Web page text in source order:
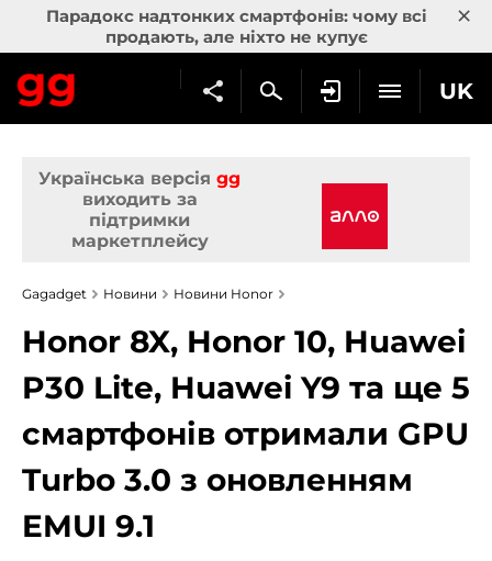
Парадокс надтонких смартфонів: чому всі
продають, але ніхто не купує
×
UK
Українська версія gg
виходить за
підтримки
маркетплейсу
Gagadget Новини Новини Honor
Honor 8X, Honor 10, Huawei
P30 Lite, Huawei Y9 та ще 5
смартфонів отримали GPU
Turbo 3.0 з оновленням
EMUI 9.1